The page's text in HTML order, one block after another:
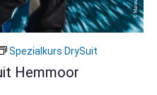
Hemmoor
Spezialkurs DrySuit